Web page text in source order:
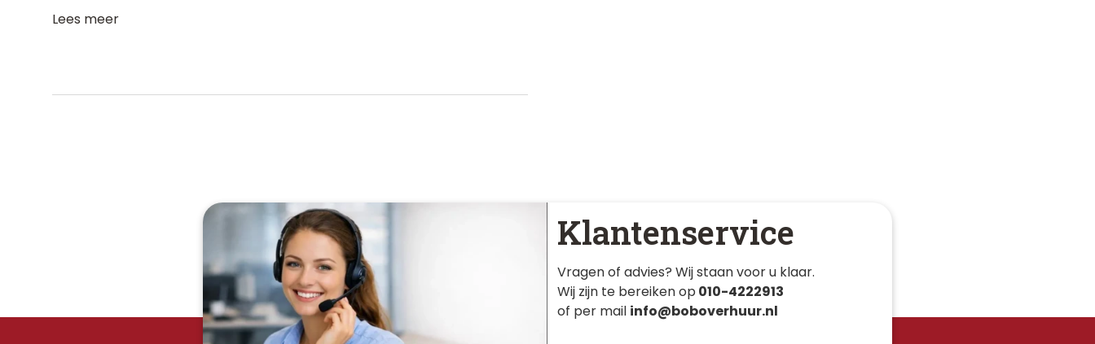
Lees meer
Klantenservice
Vragen of advies? Wij staan voor u klaar.
Wij zijn te bereiken op 010-4222913
of per mail info@boboverhuur.nl